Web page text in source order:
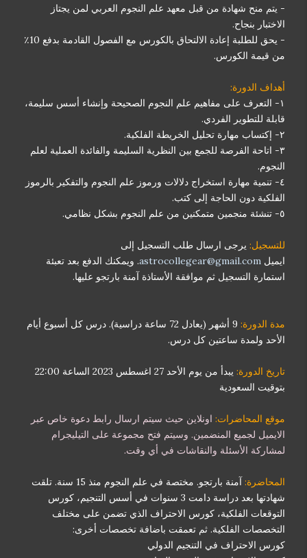
- يتم منح شهادة من قبل معهد علم النجوم العربي لمن يجتاز
الاختبار بنجاح.
- يحق للطلبة إعادة الالتحاق بالكورس مع الفصول القادمة بدفع 10٪
من قيمة الكورس.
أهداف الدورة:
١- التعرف على مفاهيم علم النجوم الصحيحة وإنشاء أسس سليمة،
قابلة للتطوير الفردي.
٢- إكتساب مهارة تحليل الخريطة الفلكية.
٣- اتاحة الفرصة للجمع بين النظرية السليمة والفائدة العملية لعلم
النجوم.
٤- تنمية مهارة استخراج دلالات ورموز علم النجوم والتفكير بالرموز
الفلكية دون الحاجة إلى كتب.
٥- تنشئة منجمين متمكنين من علم النجوم بشكل نظامي.
للتسجيل: يرجى ارسال طلب التسجيل إلى
ايميل astrocollegear@gmail.com. ويمكنك الدفع بعد تعبئة
استمارة التسجيل ثم موافقة الأستاذة آمنة بارتجو عليها.
مدة الدورة:
9 أشهر (يعادل 72 ساعة دراسية). درس كل أسبوع أيام
الأحد ولمدة ساعتين كل درس.
تاريخ الدورة:
يبدأ من يوم الأحد 27 اغسطس 2023 الساعة 22:00
بتوقيت السعودية
موقع المحاضرات: اونلاين حيث سيتم ارسال رابط دعوة خاص عبر
الايميل لجميع المنضمين. وسيتم فتح مجموعة على التيليجرام
لمشاركة الأسئلة والنقاشات في أي وقت.
المحاضرة:
آمنة بارتجو. مختصة في علم النجوم منذ 15 سنة. تلقت
شهادتها بعد دراسة دامت 3 سنوات في أسس التنجيم، كورس
التوقعات الفلكية، كورس الاحتراف الذي تضمن على مختلف
التخصصات الفلكية. ثم تعمقت باضافة تخصصات أخرى:
كورس الاحتراف في التنجيم الدولي